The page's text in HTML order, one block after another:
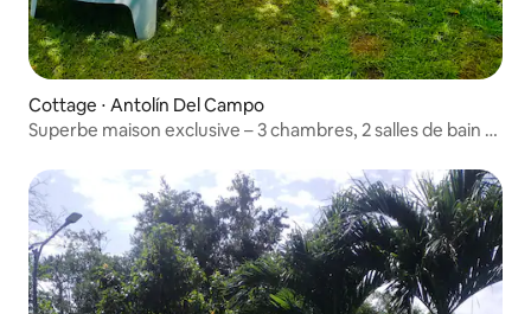
Cottage ⋅ Antolín Del Campo
Superbe maison exclusive – 3 chambres, 2 salles de bain –